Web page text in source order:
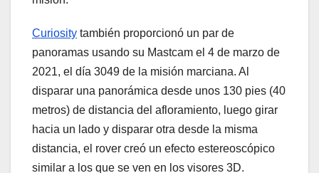
Curiosity también proporcionó un par de
panoramas usando su Mastcam el 4 de marzo de
2021, el día 3049 de la misión marciana. Al
disparar una panorámica desde unos 130 pies (40
metros) de distancia del afloramiento, luego girar
hacia un lado y disparar otra desde la misma
distancia, el rover creó un efecto estereoscópico
similar a los que se ven en los visores 3D.